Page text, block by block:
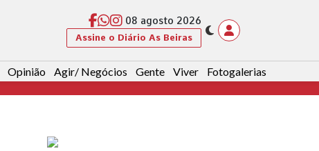
08 agosto 2026
Assine o Diário As Beiras
Opinião Agir/ Negócios Gente Viver Fotogalerias